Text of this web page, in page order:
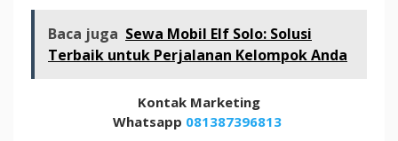
Baca juga Sewa Mobil Elf Solo: Solusi
Terbaik untuk Perjalanan Kelompok Anda
Kontak Marketing
Whatsapp 081387396813